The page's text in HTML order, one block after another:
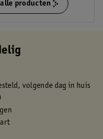
producten
volgende dag in huis